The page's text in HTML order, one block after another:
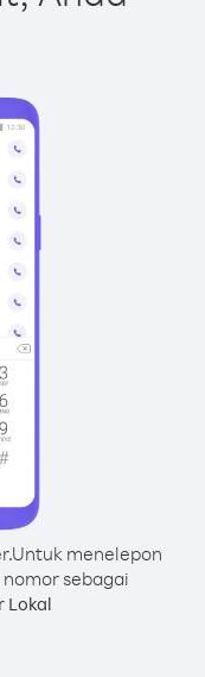
Untuk menelepon
sebagai
Lokal